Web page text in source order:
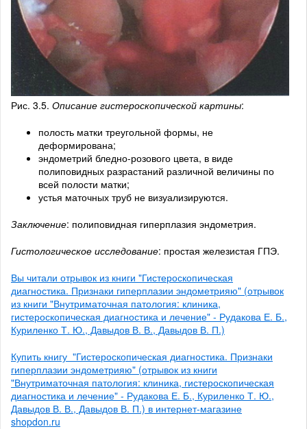
Рис. 3.5. Описание гистероскопической картины:
полость матки треугольной формы, не
деформирована;
эндометрий бледно-розового цвета, в виде
полиповидных разрастаний различной величины по
всей полости матки;
устья маточных труб не визуализируются.
Заключение: полиповидная гиперплазия эндометрия.
Гистологическое исследование: простая железистая ГПЭ.
Вы читали отрывок из книги "Гистероскопическая
диагностика. Признаки гиперплазии эндометрияю" (отрывок
из книги "Внутриматочная патология: клиника,
гистероскопическая диагностика и лечение" - Рудакова Е. Б.,
Куриленко Т. Ю., Давыдов В. В., Давыдов В. П.)
Купить книгу "Гистероскопическая диагностика. Признаки
гиперплазии эндометрияю" (отрывок из книги
"Внутриматочная патология: клиника, гистероскопическая
диагностика и лечение" - Рудакова Е. Б., Куриленко Т. Ю.,
Давыдов В. В., Давыдов В. П.) в интернет-магазине
shopdon.ru